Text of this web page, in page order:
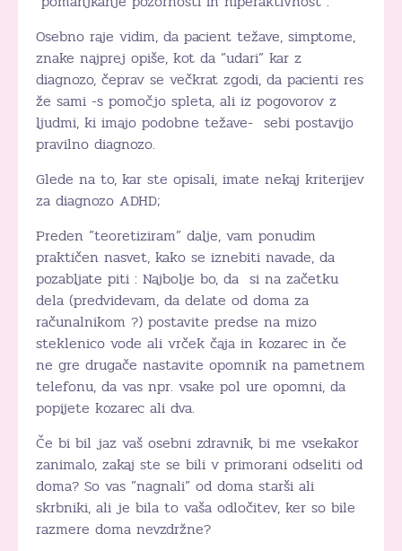
Osebno raje vidim, da pacient težave, simptome,
znake najprej opiše, kot da ”udari” kar z
diagnozo, čeprav se večkrat zgodi, da pacienti res
že sami -s pomočjo spleta, ali iz pogovorov z
ljudmi, ki imajo podobne težave- sebi postavijo
pravilno diagnozo.
Glede na to, kar ste opisali, imate nekaj kriterijev
za diagnozo ADHD;
Preden ”teoretiziram” dalje, vam ponudim
praktičen nasvet, kako se iznebiti navade, da
pozabljate piti : Najbolje bo, da si na začetku
dela (predvidevam, da delate od doma za
računalnikom ?) postavite predse na mizo
steklenico vode ali vrček čaja in kozarec in če
ne gre drugače nastavite opomnik na pametnem
telefonu, da vas npr. vsake pol ure opomni, da
popijete kozarec ali dva.
Če bi bil jaz vaš osebni zdravnik, bi me vsekakor
zanimalo, zakaj ste se bili v primorani odseliti od
doma? So vas ”nagnali” od doma starši ali
skrbniki, ali je bila to vaša odločitev, ker so bile
razmere doma nevzdržne?